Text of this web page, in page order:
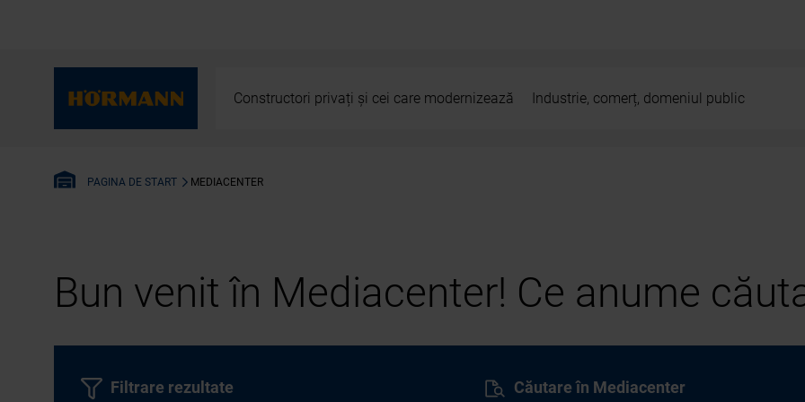
Constructori privați și cei care modernizează Industrie, comerț, domeniul public
PAGINA DE START MEDIACENTER
Bun venit în Mediacenter! Ce anume
Căutare în Mediacenter
Filtrare rezultate